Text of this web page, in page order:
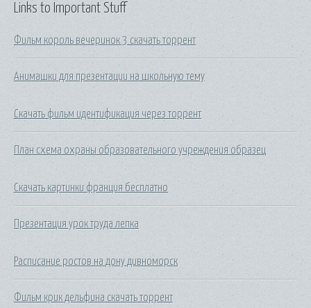
Links to Important Stuff
Фильм король вечеринок 3 скачать торрент
Анимашки для презентации на школьную тему
Скачать фильм идентификация через торрент
План схема охраны образовательного учреждения образец
Скачать картинки франция бесплатно
Презентация урок труда лепка
Расписание ростов на дону дивноморск
Фильм крик дельфина скачать торрент